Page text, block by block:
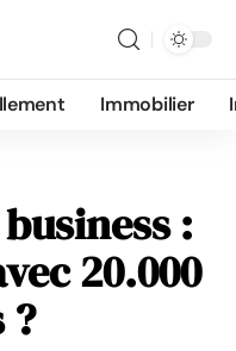
Immobilier
:
20.000
?